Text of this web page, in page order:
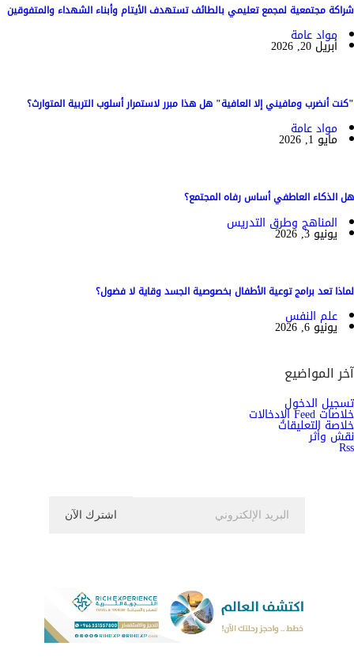
شراكة مجتمعية لمجمع تعليمي بالطائف تستهدف الأيتام وأبناء الشهداء والمتفوقين
مواد عامة
أبريل 20, 2026
"كنت أنضرب ومافيني إلا العافية" هل هذا مبرر لاستمرار أسلوب التربية المتوارث؟
مواد عامة
مايو 1, 2026
هل الذكاء العاطفي أساس رفاه المجتمع؟
المناهج وطرق التدريس
يونيو 3, 2026
لماذا تعد برامج توعية الأطفال بخصوصية الجسد وقاية لا فضول؟
علم النفس
يونيو 6, 2026
آخر المواضيع
تسجيل الدخول
خلاصات Feed الإدخالات
خلاصة التعليقات
نقش وأثر
Rss